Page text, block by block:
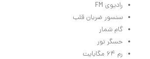
رادیوی FM
سنسور ضربان قلب
گام شمار
حسگر نور
رم ۶۴ مگابایت